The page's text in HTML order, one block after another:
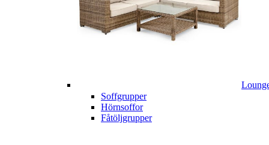
Soffgrupper
Hörnsoffor
Fåtöljgrupper